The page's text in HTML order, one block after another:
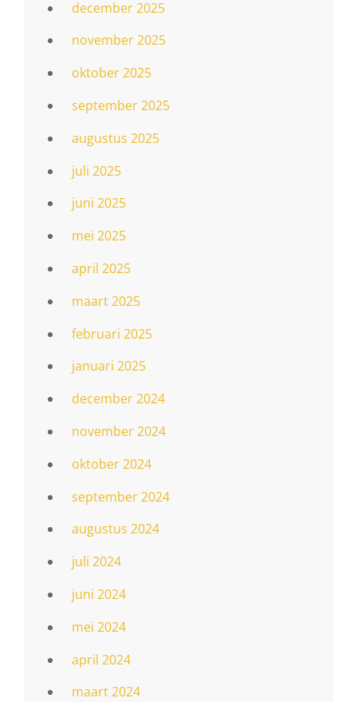
december 2025
november 2025
oktober 2025
september 2025
augustus 2025
juli 2025
juni 2025
mei 2025
april 2025
maart 2025
februari 2025
januari 2025
december 2024
november 2024
oktober 2024
september 2024
augustus 2024
juli 2024
juni 2024
mei 2024
april 2024
maart 2024